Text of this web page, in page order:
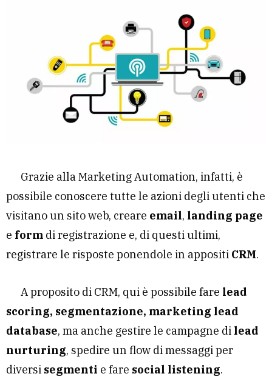
Grazie alla Marketing Automation, infatti, è
possibile conoscere tutte le azioni degli utenti che
visitano un sito web, creare email, landing page
e form di registrazione e, di questi ultimi,
registrare le risposte ponendole in appositi CRM.
A proposito di CRM, qui è possibile fare lead
scoring, segmentazione, marketing lead
database, ma anche gestire le campagne di lead
nurturing, spedire un flow di messaggi per
diversi segmenti e fare social listening.